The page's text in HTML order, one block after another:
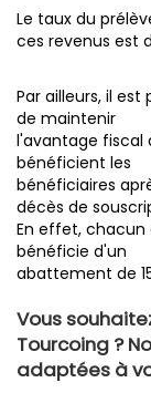
Le taux du
ces revenus est
Par ailleurs, il est
de maintenir
l'avantage fiscal
bénéficient les
bénéficiaires
décès de
En effet, chacun
bénéficie d'un
abattement de
Vous
Tourcoing ?
adaptées à